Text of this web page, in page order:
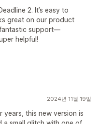
2. It’s easy to
great on our product
support—
helpful!
2024년 11월 19일
this new version is